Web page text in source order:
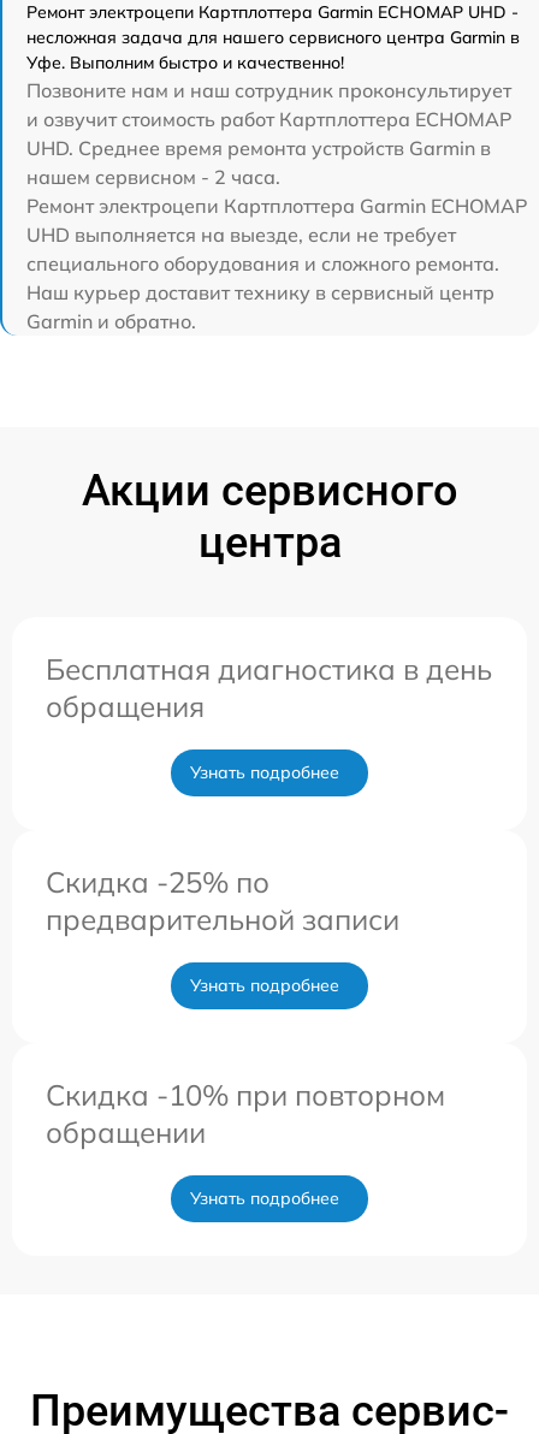
Ремонт электроцепи Картплоттера Garmin ECHOMAP UHD -
несложная задача для нашего сервисного центра Garmin в
Уфе. Выполним быстро и качественно!
Позвоните нам и наш сотрудник проконсультирует
и озвучит стоимость работ Картплоттера ECHOMAP
UHD. Среднее время ремонта устройств Garmin в
нашем сервисном - 2 часа.
Ремонт электроцепи Картплоттера Garmin ECHOMAP
UHD выполняется на выезде, если не требует
специального оборудования и сложного ремонта.
Наш курьер доставит технику в сервисный центр
Garmin и обратно.
Акции сервисного
центра
Бесплатная диагностика в день
обращения
Узнать подробнее
Скидка -25% по
предварительной записи
Узнать подробнее
Скидка -10% при повторном
обращении
Узнать подробнее
Преимущества сервис-